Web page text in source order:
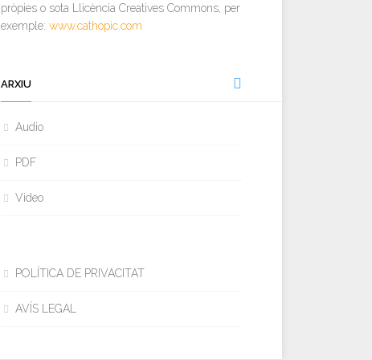
pròpies o sota Llicència Creatives Commons, per
exemple: www.cathopic.com
ARXIU
Audio
PDF
Video
POLÍTICA DE PRIVACITAT
AVÍS LEGAL